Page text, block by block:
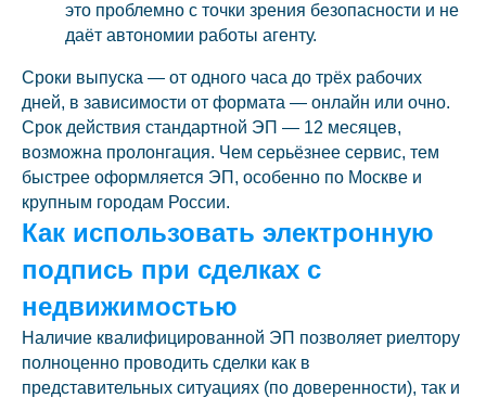
это проблемно с точки зрения безопасности и не
даёт автономии работы агенту.
Сроки выпуска — от одного часа до трёх рабочих
дней, в зависимости от формата — онлайн или очно.
Срок действия стандартной ЭП — 12 месяцев,
возможна пролонгация. Чем серьёзнее сервис, тем
быстрее оформляется ЭП, особенно по Москве и
крупным городам России.
Как использовать электронную
подпись при сделках с
недвижимостью
Наличие квалифицированной ЭП позволяет риелтору
полноценно проводить сделки как в
представительных ситуациях (по доверенности), так и